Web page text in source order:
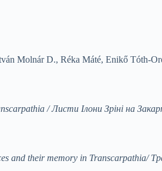
Molnár D., Réka Máté, Enikő Tóth-
/Листи Ілони Зріні на
and their memory in Transcarpathia/